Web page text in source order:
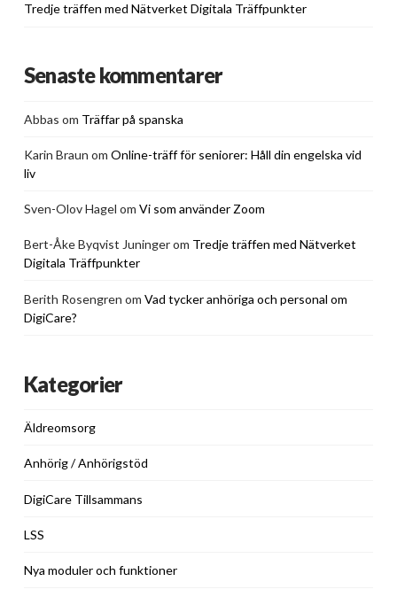
Tredje träffen med Nätverket Digitala Träffpunkter
Senaste kommentarer
Abbas om Träffar på spanska
Karin Braun om Online-träff för seniorer: Håll din engelska vid
liv
Sven-Olov Hagel om Vi som använder Zoom
Bert-Åke Byqvist Juningerom Tredje träffen med Nätverket
Digitala Träffpunkter
Berith Rosengren om Vad tycker anhöriga och personal om
DigiCare?
Kategorier
Äldreomsorg
Anhörig / Anhörigstöd
DigiCare Tillsammans
LSS
Nya moduler och funktioner